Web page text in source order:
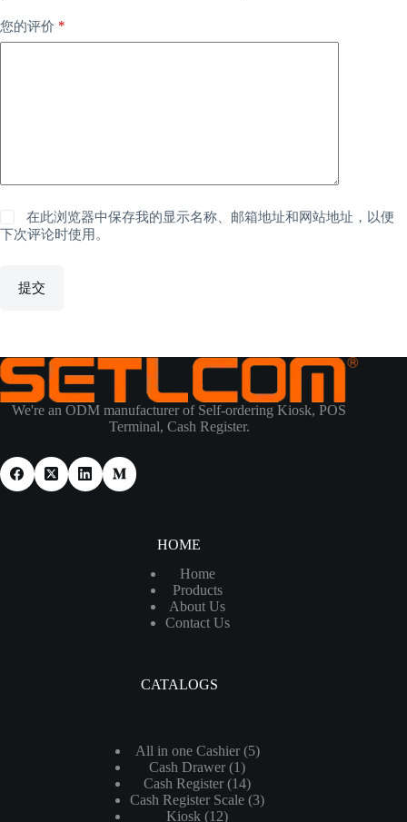
您的评价 *
在此浏览器中保存我的显示名称、邮箱地址和网站地址，以便
下次评论时使用。
提交
We're an ODM manufacturer of Self-ordering Kiosk, POS
Terminal, Cash Register.
HOME
Home
Products
About Us
Contact Us
CATALOGS
All in one Cashier 55
品
Cash Drawer 11
个
产
Cash Register 1414
个
Cash Register Scale 33
Kiosk 1212